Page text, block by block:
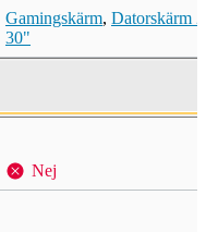
Gamingskärm, Datorskärm
30"
Nej